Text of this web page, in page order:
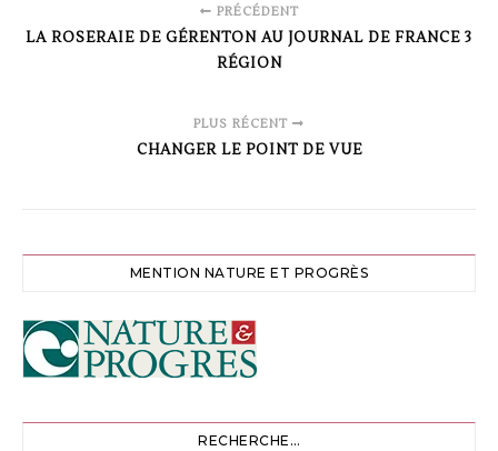
PRÉCÉDENT
LA ROSERAIE DE GÉRENTON AU JOURNAL DE FRANCE 3
RÉGION
PLUS RÉCENT
CHANGER LE POINT DE VUE
MENTION NATURE ET PROGRÈS
RECHERCHE…